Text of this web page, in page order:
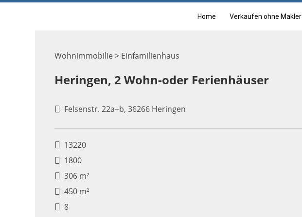
Home Verkaufen ohne Makler
Wohnimmobilie > Einfamilienhaus
Heringen, 2 Wohn-oder Ferienhäuser
Felsenstr. 22a+b, 36266 Heringen
13220
1800
306 m²
450 m²
8